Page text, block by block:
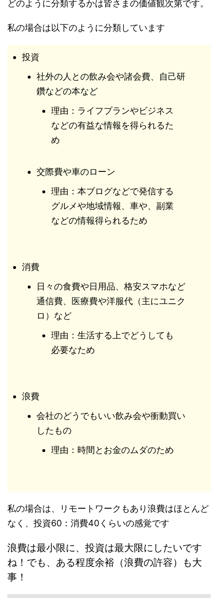
どのように分類するかは皆さまの価値観次第です。
私の場合は以下のように分類しています
投資
社外の人との飲み会や諸会費、自己研
鑽などの本など
理由：ライフプランやビジネス
などの有益な情報を得られるた
め
交際費や車のローン
理由：本ブログなどで発信する
グルメや地域情報、車や、副業
などの情報得られるため
消費
日々の食費や日用品、格安スマホなど
通信費、医療費や洋服代（主にユニク
ロ）など
理由：生活する上でどうしても
必要なため
浪費
会社のどうでもいい飲み会や衝動買い
したもの
理由：時間とお金のムダのため
私の場合は、リモートワークもあり浪費はほとんど
なく、投資60：消費40くらいの感覚です
浪費は最小限に、投資は最大限にしたいです
ね！でも、ある程度余裕（浪費の許容）も大
事！